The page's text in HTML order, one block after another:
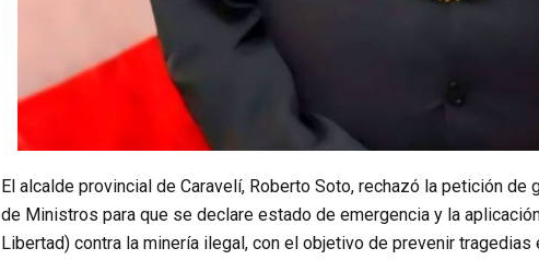
El alcalde provincial de Caravelí, Roberto Soto, rechazó la petición
de Ministros para que se declare estado de emergencia y la
Libertad) contra la minería ilegal, con el objetivo de prevenir